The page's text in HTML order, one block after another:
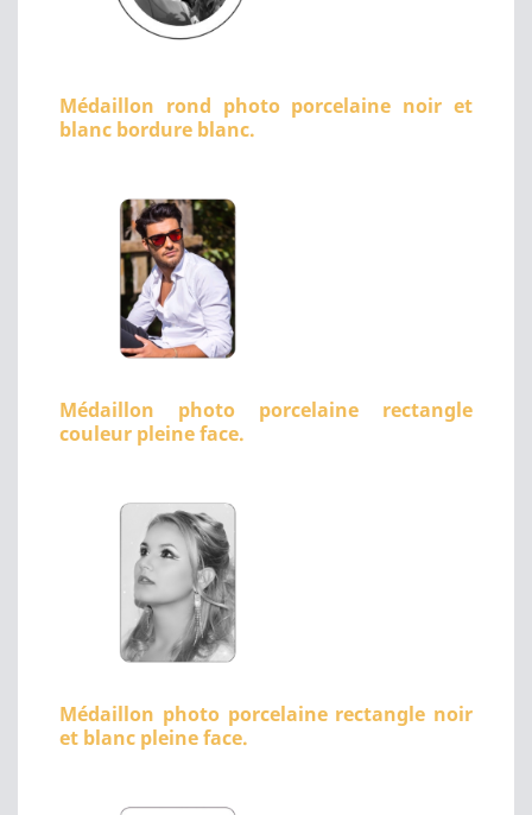
Médaillon rond photo porcelaine noir et
blanc bordure blanc.
Médaillon photo porcelaine rectangle
couleur pleine face.
Médaillon photo porcelaine rectangle noir
et blanc pleine face.